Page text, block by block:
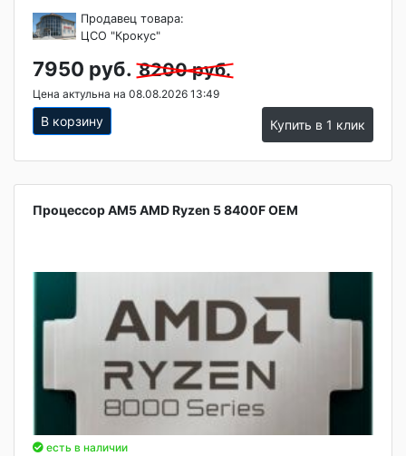
Продавец товара:
ЦСО "Крокус"
7950 руб. 8200 руб.
Цена актульна на 08.08.2026 13:49
В корзину Купить в 1 клик
Процессор AM5 AMD Ryzen 5 8400F OEM
есть в наличии